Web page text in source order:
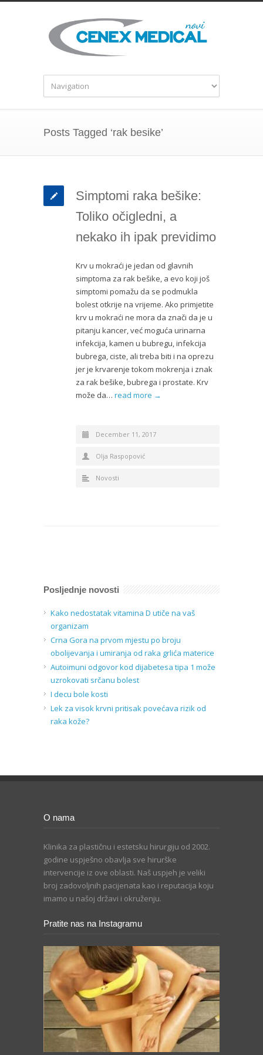
Posts Tagged ‘rak besike’
Simptomi raka bešike:
Toliko očigledni, a
nekako ih ipak previdimo
Krv u mokraći je jedan od glavnih
simptoma za rak bešike, a evo koji još
simptomi pomažu da se podmukla
bolest otkrije na vrijeme. Ako primjetite
krv u mokraći ne mora da znači da je u
pitanju kancer, već moguća urinarna
infekcija, kamen u bubregu, infekcija
bubrega, ciste, ali treba biti i na oprezu
jer je krvarenje tokom mokrenja i znak
za rak bešike, bubrega i prostate. Krv
može da… read more →
December 11, 2017
Olja Raspopović
Novosti
Posljednje novosti
Kako nedostatak vitamina D utiče na vaš
organizam
Crna Gora na prvom mjestu po broju
obolijevanja i umiranja od raka grlića materice
Autoimuni odgovor kod dijabetesa tipa 1 može
uzrokovati srčanu bolest
I decu bole kosti
Lek za visok krvni pritisak povećava rizik od
raka kože?
O nama
Klinika za plastičnu i estetsku hirurgiju od 2002.
godine uspješno obavlja sve hirurške
intervencije iz ove oblasti. Naš uspjeh je veliki
broj zadovoljnih pacijenata kao i reputacija koju
imamo u našoj državi i okruženju.
Pratite nas na Instagramu